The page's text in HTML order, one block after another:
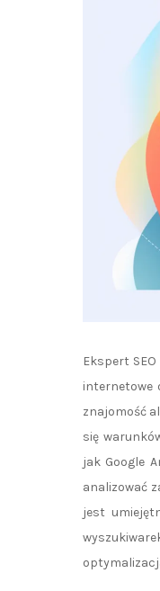
Ekspert
internetowe
znajomość
się
jak Google
analizować
jest